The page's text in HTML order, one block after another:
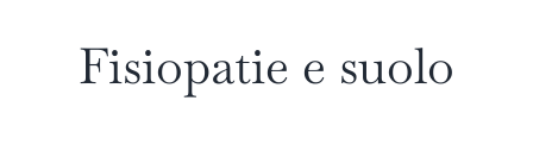
Fisiopatie e suolo